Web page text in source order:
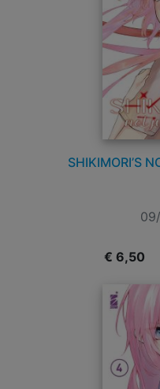
SHIKIMORI’S
€ 6,50